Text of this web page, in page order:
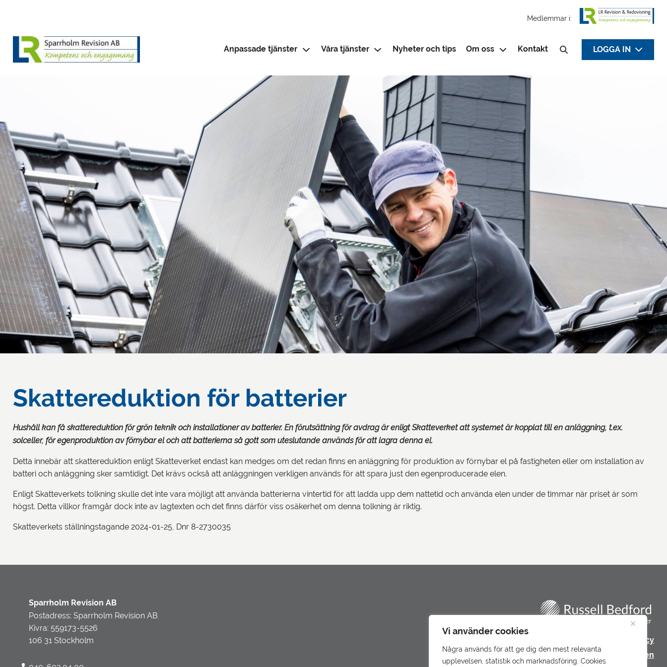
Vi använder cookies
Några används för att ge dig den mest relevanta
upplevelsen, statistik och marknadsföring. Cookies
Medlemmar i:
Anpassade tjänster Våra tjänster Nyheter och tips Om oss Kontakt
Sök efter:
LOGGA IN
Skattereduktion för batterier
Hushåll kan få skattereduktion för grön teknik och installationer av batterier. En förutsättning för avdrag är enligt Skatteverket att systemet är kopplat till en anläggning, t.ex.
solceller, för egenproduktion av förnybar el och att batterierna så gott som uteslutande används för att lagra denna el.
Detta innebär att skattereduktion enligt Skatteverket endast kan medges om det redan finns en anläggning för produktion av förnybar el på fastigheten eller om installation av
batteri och anläggning sker samtidigt. Det krävs också att anläggningen verkligen används för att spara just den egenproducerade elen.
Enligt Skatteverkets tolkning skulle det inte vara möjligt att använda batterierna vintertid för att ladda upp dem nattetid och använda elen under de timmar när priset är som
högst. Detta villkor framgår dock inte av lagtexten och det finns därför viss osäkerhet om denna tolkning är riktig.
Skatteverkets ställningstagande 2024-01-25, Dnr 8-2730035
Sparrholm Revision AB
Postadress: Sparrholm Revision AB
Kivra: 559173-5526
106 31 Stockholm
Integritetspolicy
Underbiträden